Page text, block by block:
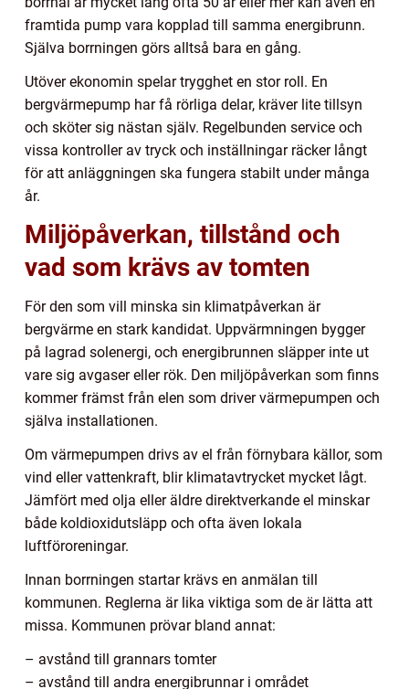
framtida pump vara kopplad till samma energibrunn.
Själva borrningen görs alltså bara en gång.
Utöver ekonomin spelar trygghet en stor roll. En
bergvärmepump har få rörliga delar, kräver lite tillsyn
och sköter sig nästan själv. Regelbunden service och
vissa kontroller av tryck och inställningar räcker långt
för att anläggningen ska fungera stabilt under många
år.
Miljöpåverkan, tillstånd och
vad som krävs av tomten
För den som vill minska sin klimatpåverkan är
bergvärme en stark kandidat. Uppvärmningen bygger
på lagrad solenergi, och energibrunnen släpper inte ut
vare sig avgaser eller rök. Den miljöpåverkan som finns
kommer främst från elen som driver värmepumpen och
själva installationen.
Om värmepumpen drivs av el från förnybara källor, som
vind eller vattenkraft, blir klimatavtrycket mycket lågt.
Jämfört med olja eller äldre direktverkande el minskar
både koldioxidutsläpp och ofta även lokala
luftföroreningar.
Innan borrningen startar krävs en anmälan till
kommunen. Reglerna är lika viktiga som de är lätta att
missa. Kommunen prövar bland annat:
– avstånd till grannars tomter
– avstånd till andra energibrunnar i området